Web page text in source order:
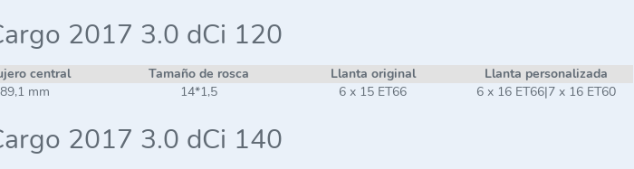
2017 3.0 dCi 120
central Tamaño de rosca Llanta original
Llanta personalizada
89,1 mm 14*1,5 6 x 15 ET66 6 x 16 ET66|7 x 16 ET60
2017 3.0 dCi 140